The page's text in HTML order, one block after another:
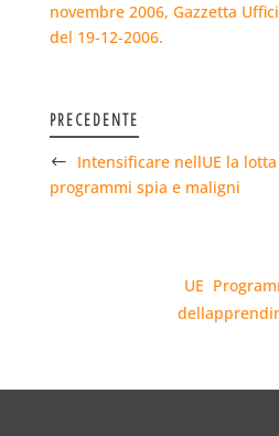
novembre 2006, Gazzetta
del 19-12-2006.
PRECEDENTE
Intensificare nellUE la
programmi spia e maligni
UE 